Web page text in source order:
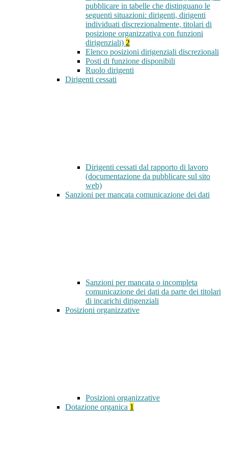
pubblicare in tabelle che distinguano le
seguenti situazioni: dirigenti, dirigenti
individuati discrezionalmente, titolari di
posizione organizzativa con funzioni
dirigenziali) 2
Elenco posizioni dirigenziali discrezionali
Posti di funzione disponibili
Ruolo dirigenti
Dirigenti cessati
Dirigenti cessati dal rapporto di lavoro
(documentazione da pubblicare sul sito
web)
Sanzioni per mancata comunicazione dei dati
Sanzioni per mancata o incompleta
comunicazione dei dati da parte dei titolari
di incarichi dirigenziali
Posizioni organizzative
Posizioni organizzative
Dotazione organica 1